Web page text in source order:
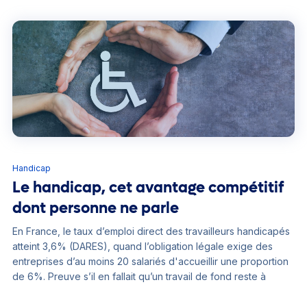
formidable antidote à la stigmatisation.
Handicap
Le handicap, cet avantage compétitif
dont personne ne parle
En France, le taux d’emploi direct des travailleurs handicapés
atteint 3,6% (DARES), quand l’obligation légale exige des
entreprises d’au moins 20 salariés d'accueillir une proportion
de 6%. Preuve s’il en fallait qu’un travail de fond reste à